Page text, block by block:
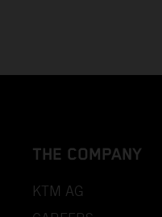
THE COMPANY
KTM AG